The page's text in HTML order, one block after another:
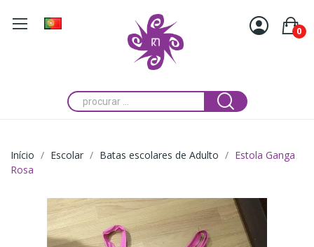
0
Início Escolar Batas escolares de Adulto
Estola Ganga
Rosa